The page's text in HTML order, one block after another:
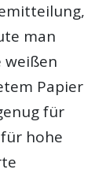
man
weißen
Papier
für
hohe